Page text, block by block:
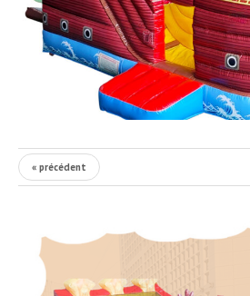
« précédent